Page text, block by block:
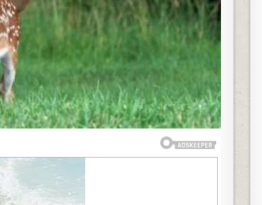
BAMBI,
ALI
ODGOVOR
JE
SASVIM
NEŠTO
DRUGO